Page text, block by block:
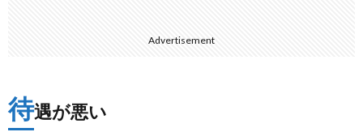
Advertisement
待遇が悪い